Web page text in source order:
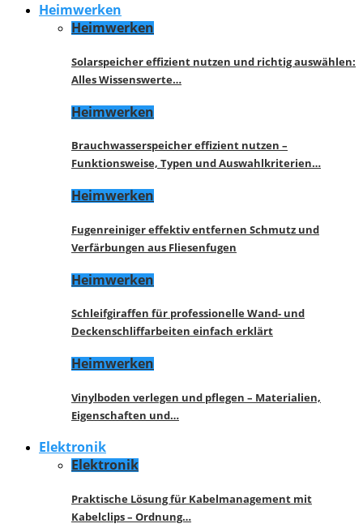
Heimwerken
Heimwerken
Solarspeicher effizient nutzen und richtig auswählen:
Alles Wissenswerte…
Heimwerken
Brauchwasserspeicher effizient nutzen –
Funktionsweise, Typen und Auswahlkriterien…
Heimwerken
Fugenreiniger effektiv entfernen Schmutz und
Verfärbungen aus Fliesenfugen
Heimwerken
Schleifgiraffen für professionelle Wand- und
Deckenschliffarbeiten einfach erklärt
Heimwerken
Vinylboden verlegen und pflegen – Materialien,
Eigenschaften und…
Elektronik
Elektronik
Praktische Lösung für Kabelmanagement mit
Kabelclips – Ordnung…